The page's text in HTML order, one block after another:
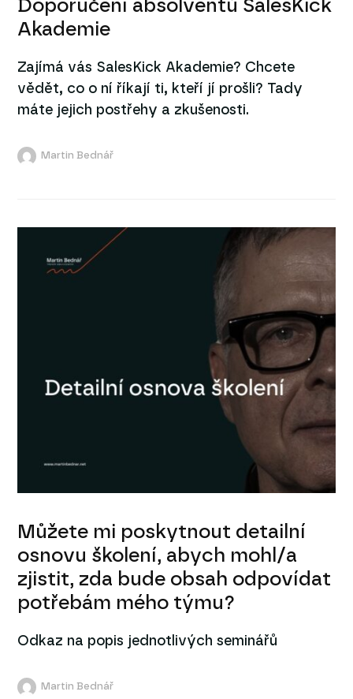
Doporučení absolventů SalesKick
Akademie
Zajímá vás SalesKick Akademie? Chcete
vědět, co o ní říkají ti, kteří jí prošli? Tady
máte jejich postřehy a zkušenosti.
Martin Bednář
Můžete mi poskytnout detailní
osnovu školení, abych mohl/a
zjistit, zda bude obsah odpovídat
potřebám mého týmu?
Odkaz na popis jednotlivých seminářů
Martin Bednář